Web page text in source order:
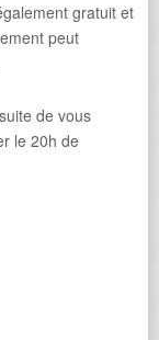
gratuit et
peut
de vous
le 20h de